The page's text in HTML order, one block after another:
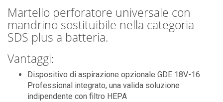
Martello perforatore universale con
mandrino sostituibile nella categoria
SDS plus a batteria.
Vantaggi:
Dispositivo di aspirazione opzionale GDE 18V-16
Professional integrato, una valida soluzione
indipendente con filtro HEPA